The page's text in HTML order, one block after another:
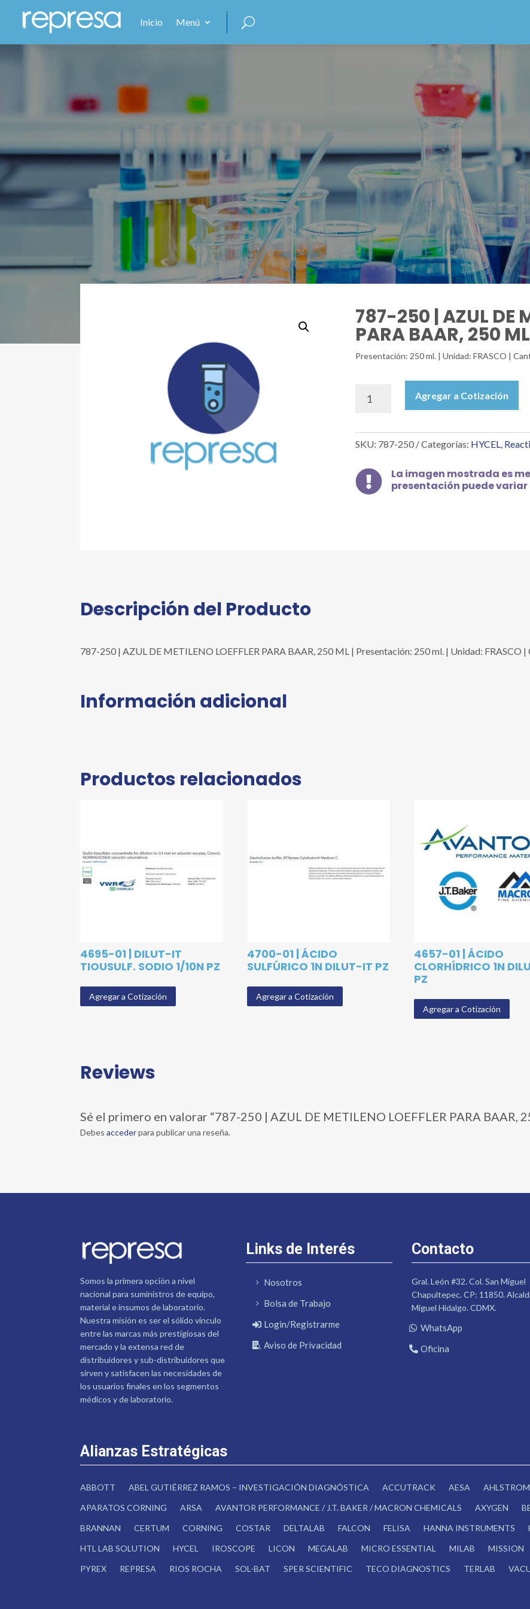
Inicio Menú
787-250 | AZUL DE
PARA BAAR, 250 ML
Presentación: 250 ml. | Unidad: FRASCO |
250
AZUL
DE
LOEFFLER
PARA
Agregar a Cotización
SKU: 787-250 Categorías: HYCEL,

La imagen mostrada es
presentación puede variar
Descripción del Producto
787-250 | AZUL DE METILENO LOEFFLER PARA BAAR, 250 ML | Presentación: 250 ml. | Unidad: FRASCO
Información adicional
Productos relacionados
4695-01 | DILUT-IT
TIOUSULF. SODIO 1/10N PZ
Agregar a Cotización
4700-01 | ÁCIDO
SULFÚRICO 1N DILUT-IT PZ
Agregar a Cotización
4657-01 | ÁCIDO
CLORHÍDRICO 1N
PZ
Agregar a Cotización
Reviews
Sé el primero en valorar “787-250 | AZUL DE METILENO LOEFFLER PARA BAAR,
Debesaccederpara publicar una reseña.
Somos la primera opción a nivel
nacional para suministros de equipo,
material e insumos de laboratorio.
Nuestra misión es ser el sólido vínculo
entre las marcas más prestigiosas del
mercado y la extensa red de
distribuidores y sub-distribuidores que
sirven y satisfacen las necesidades de
los usuarios finales en los segmentos
médicos y de laboratorio.
Links de Interés
Nosotros
Bolsa de Trabajo
Login/Registrarme
Aviso de Privacidad
Contacto
Gral. León #32. Col. San Miguel
Chapultepec. CP: 11850.
Miguel Hidalgo. CDMX.
WhatsApp
Oficina
Alianzas Estratégicas
ABBOTT ABEL GUTIÉRREZ RAMOS – INVESTIGACIÓN DIAGNÓSTICA ACCUTRACK AESA AHLSTROM
APARATOS CORNING
ARSA AVANTOR PERFORMANCE / J.T. BAKER / MACRON CHEMICALS AXYGEN
BRANNAN
CERTUM CORNING COSTAR DELTALAB FALCON FELISA HANNA INSTRUMENTS
HTL LAB SOLUTION
HYCEL IROSCOPE LICON MEGALAB MICRO ESSENTIAL MILAB MISSION
PYREX
REPRESA RIOS ROCHA SOL-BAT SPER SCIENTIFIC TECO DIAGNOSTICS TERLAB